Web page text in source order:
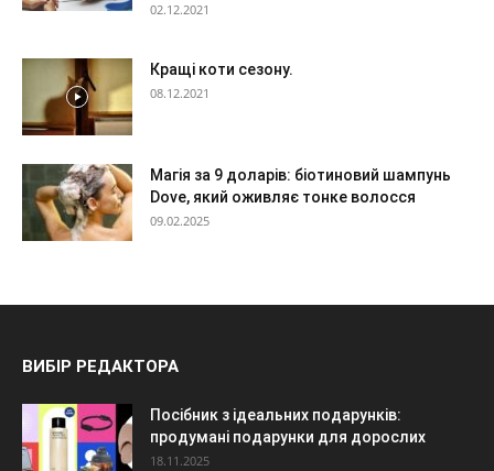
02.12.2021
Кращі коти сезону.
08.12.2021
Магія за 9 доларів: біотиновий шампунь
Dove, який оживляє тонке волосся
09.02.2025
ВИБІР РЕДАКТОРА
Посібник з ідеальних подарунків:
продумані подарунки для дорослих
18.11.2025